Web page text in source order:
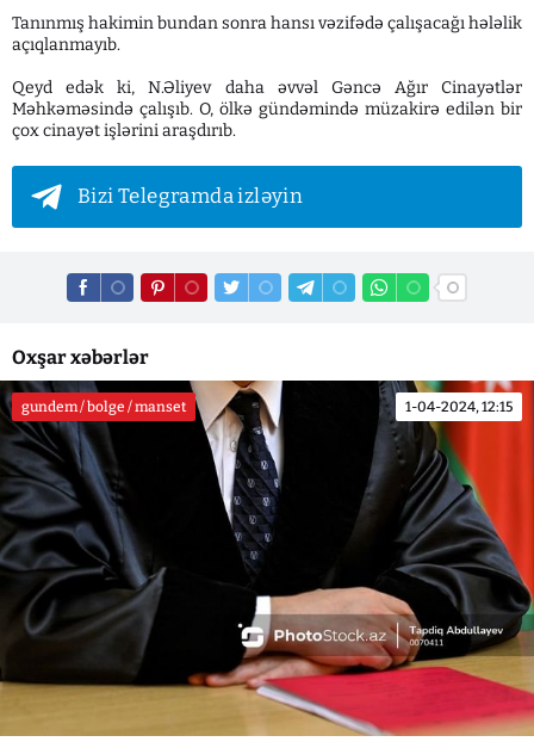
Tanınmış hakimin bundan sonra hansı vəzifədə çalışacağı hələlik
açıqlanmayıb.
Qeyd edək ki, N.Əliyev daha əvvəl Gəncə Ağır Cinayətlər
Məhkəməsində çalışıb. O, ölkə gündəmində müzakirə edilən bir
çox cinayət işlərini araşdırıb.
Bizi Telegramda izləyin
Oxşar xəbərlər
gundem / bolge / manset 1-04-2024, 12:15